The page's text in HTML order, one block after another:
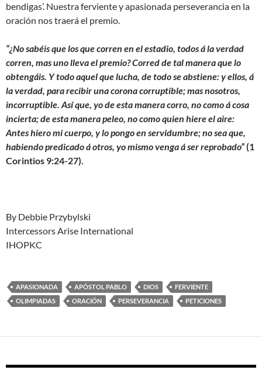
bendigas’. Nuestra ferviente y apasionada perseverancia en la
oración nos traerá el premio.
“¿No sabéis que los que corren en el estadio, todos á la verdad
corren, mas uno lleva el premio? Corred de tal manera que lo
obtengáis. Y todo aquel que lucha, de todo se abstiene: y ellos, á
la verdad, para recibir una corona corruptible; mas nosotros,
incorruptible. Así que, yo de esta manera corro, no como á cosa
incierta; de esta manera peleo, no como quien hiere el aire:
Antes hiero mi cuerpo, y lo pongo en servidumbre; no sea que,
habiendo predicado á otros, yo mismo venga á ser reprobado”(1
Corintios 9:24-27).
By Debbie Przybylski
Intercessors Arise International
IHOPKC
APASIONADA APÓSTOL PABLO DIOS
FERVIENTE
OLIMPIADAS
ORACIÓN PERSEVERANCIA PETICIONES